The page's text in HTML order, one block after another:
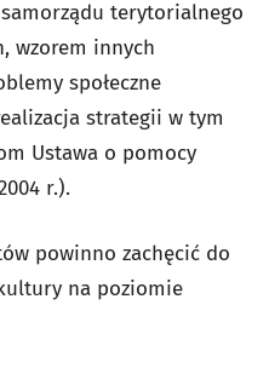
terytorialnego
wzorem innych
społeczne
strategii w tym
Ustawa o pomocy
r.).
powinno zachęcić do
na poziomie